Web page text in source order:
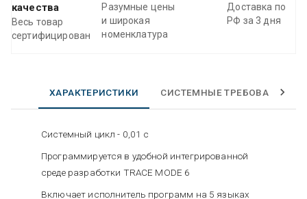
качества
Весь товар
сертифицирован
Разумные цены
и широкая
номенклатура
Доставка по
РФ за 3 дня
ХАРАКТЕРИСТИКИ СИСТЕМНЫЕ ТРЕБОВАНИЯ
Системный цикл - 0,01 с
Программируется в удобной интегрированной
среде разработки TRACE MODE 6
Включает исполнитель программ на 5 языках